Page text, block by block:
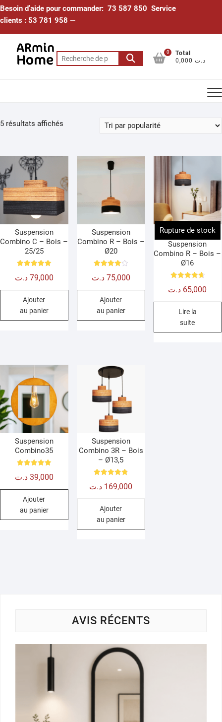
Skip
to
Besoin d’aide pour commander: 73 587 850 Service
clients : 53 781 958 —
Recherche
pour :
0
Total
0,000 د.ت
5 résultats affichés
Suspension
Combino C – Bois –
25/25
5.00
79,000 د.ت
Ajouter
au panier
Suspension
Combino R – Bois –
Ø20
4.0075,000 د.ت
Ajouter
au panier
Rupture de stock
Suspension
Combino R – Bois –
Ø16
4.67
65,000 د.ت
Lire la
suite
Suspension
Combino35
5.00
39,000 د.ت
Ajouter
au panier
Suspension
Combino 3R – Bois
– Ø13,5
4.80
169,000 د.ت
Ajouter
au panier
AVIS RÉCENTS